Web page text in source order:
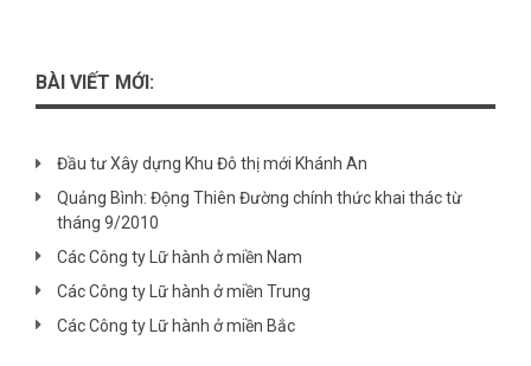
BÀI VIẾT MỚI:
Đầu tư Xây dựng Khu Đô thị mới Khánh An
Quảng Bình: Động Thiên Đường chính thức khai thác từ
tháng 9/2010
Các Công ty Lữ hành ở miền Nam
Các Công ty Lữ hành ở miền Trung
Các Công ty Lữ hành ở miền Bắc